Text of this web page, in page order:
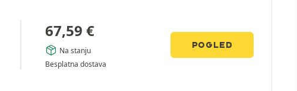
67,59 €
Na stanju
Besplatna dostava
POGLED